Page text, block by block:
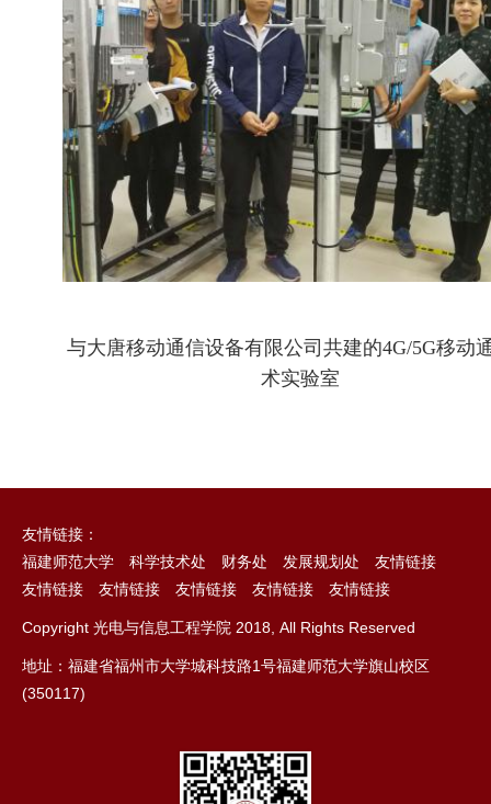
与大唐移动通信设备有限公司共建的4G/5G移动
术实验室
友情链接：
福建师范大学
科学技术处 财务处 发展规划处
友情链接
友情链接
友情链接 友情链接 友情链接 友情链接
Copyright 光电与信息工程学院 2018, All Rights Reserved
地址：福建省福州市大学城科技路1号福建师范大学旗山校区
(350117)